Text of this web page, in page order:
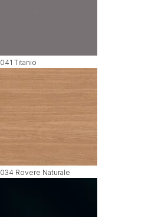
041 Titanio
034 Rovere Naturale